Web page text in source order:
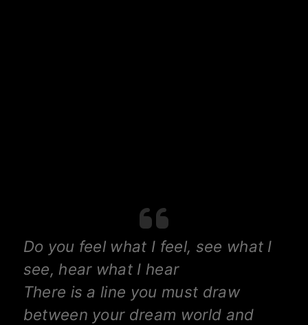
Do you feel what I feel, see what I
see, hear what I hear
There is a line you must draw
between your dream world and